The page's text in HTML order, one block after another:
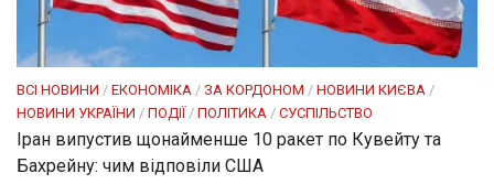
ВСІ НОВИНИ / ЕКОНОМІКА / ЗА КОРДОНОМ / НОВИНИ КИЄВА /
НОВИНИ УКРАЇНИ / ПОДІЇ / ПОЛІТИКА / СУСПІЛЬСТВО
Іран випустив щонайменше 10 ракет по Кувейту та
Бахрейну: чим відповіли США